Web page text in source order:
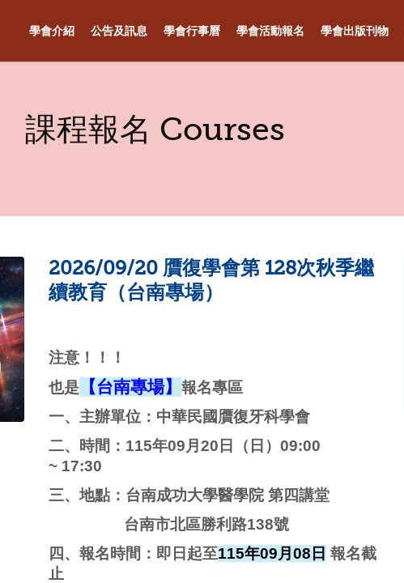
學會介紹 公告及訊息 學會行事曆 學會活動報名 學會出版刊物
課程報名 Courses
2026/09/20 贋復學會第 128次秋季繼
續教育（台南專場）
注意！！！
也是【台南專場】 報名專區
一、主辦單位：中華民國贋復牙科學會
二、時間：115年09月20日（日）09:00
~ 17:30
三、地點：台南成功大學醫學院 第四講堂
台南市北區勝利路138號
四、報名時間：即日起至115年09月08日 報名截
止